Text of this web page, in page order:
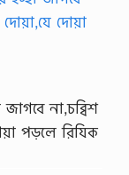
না,চব্বিশ
পড়লে রিযিক